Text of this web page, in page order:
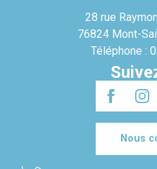
28 rue
76824 Mont-
Téléphone :
Nous